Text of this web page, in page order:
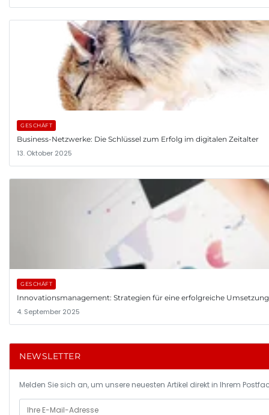
GESCHÄFT
Business-Netzwerke: Die Schlüssel zum Erfolg im digitalen Zeitalter
13. Oktober 2025
GESCHÄFT
Innovationsmanagement: Strategien für eine erfolgreiche
4. September 2025
NEWSLETTER
Melden Sie sich an, um unsere neuesten Artikel direkt in Ihrem